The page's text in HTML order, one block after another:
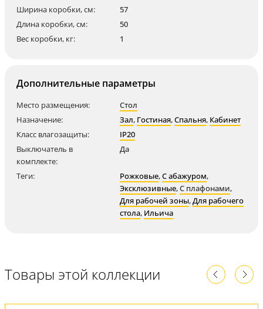
Ширина коробки, см:
57
Длина коробки, см:
50
Вес коробки, кг:
1
Дополнительные параметры
Место размещения:
Стол
Назначение:
Зал, Гостиная,Спальня, Кабинет
Класс влагозащиты:
IP20
Выключатель в
комплекте:
Да
Теги: Рожковые,С абажуром,
Эксклюзивные,С плафонами,
Для рабочей зоны,Для рабочего
стола, Ильича
Товары этой коллекции